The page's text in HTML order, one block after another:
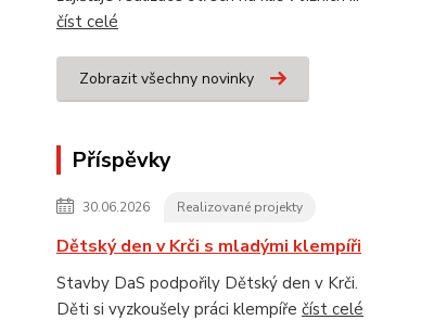
číst celé
Zobrazit všechny novinky
Příspěvky
30.06.2026 Realizované projekty
Dětský den v Krči s mladými klempíři
Stavby DaS podpořily Dětský den v Krči.
Děti si vyzkoušely práci klempíře číst celé